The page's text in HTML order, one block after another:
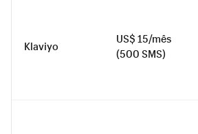
Klaviyo
US$ 15/mês
(500 SMS)